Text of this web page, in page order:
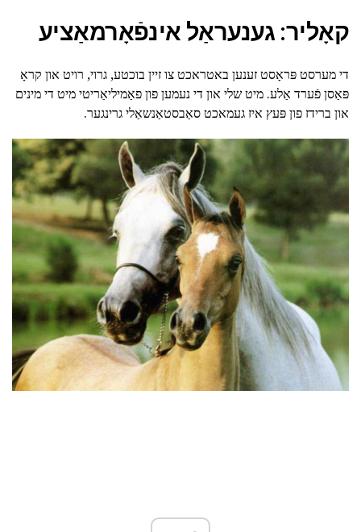
קאָליר: גענעראַל אינפֿאָרמאַציע
די מערסט פּראָסט זענען באטראכט צו זיין בוכטע, גרוי, רויט און קראָ
פּאַסן פֿערד אַלע. מיט שלי און די נעמען פון פאַמיליאַריטי מיט די מינים
און ברידז פון פּעץ איז געמאכט סאַבסטאַנשאַלי גרינגער.